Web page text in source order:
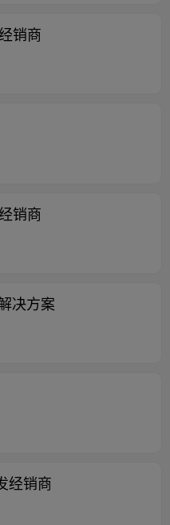
销商
销商
决方案
经销商